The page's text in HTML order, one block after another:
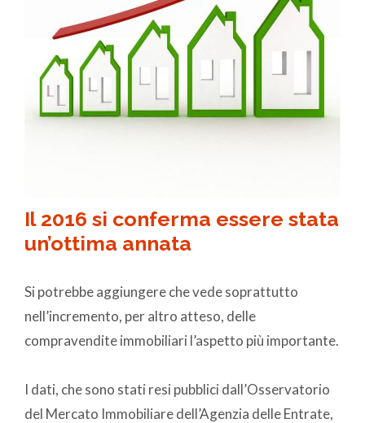
Il 2016 si conferma essere stata
un’ottima annata
Si potrebbe aggiungere che vede soprattutto
nell’incremento, per altro atteso, delle
compravendite immobiliari l’aspetto più importante.
I dati, che sono stati resi pubblici dall’Osservatorio
del Mercato Immobiliare dell’Agenzia delle Entrate,